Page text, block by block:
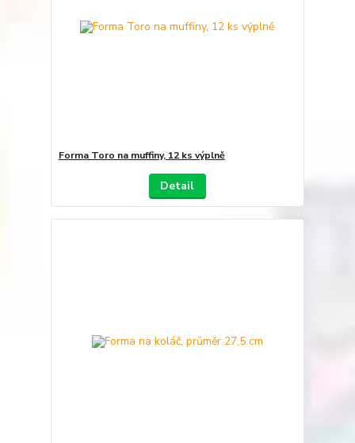
Forma Toro na muffiny, 12 ks výplně
Detail